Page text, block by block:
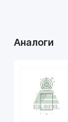
Аналоги